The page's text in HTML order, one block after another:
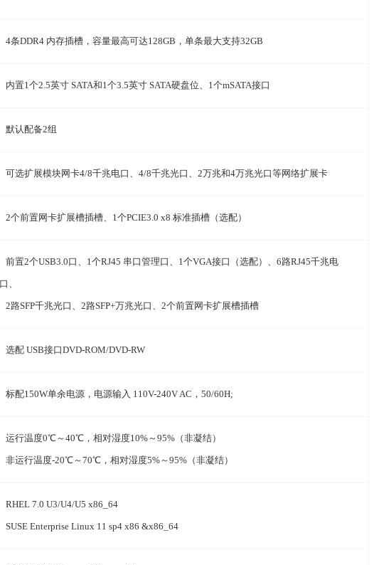
4条DDR4 内存插槽， 容量最高可达128GB ，单条最大支持32GB
内置1个2.5英寸 SATA和 1个3.5英寸 SATA硬盘位、 1个mSATA接口
默认配备2组
可选扩展模块网卡4/8千兆电口、 4/8千兆光口、 2 万兆和4万兆光口等网络扩展卡
2个前置网卡扩展槽插槽、 1个PCIE3.0 x8 标准插槽（选配）
前置2个USB3.0 口、 1个RJ45 串口管理口、 1个VGA接口（选配）、 6路RJ45千兆电
口、
2路SFP千兆光口 、 2路SFP+万兆光口、 2个前置网卡扩展槽插槽
选配 USB接口 DVD-ROM/DVD-RW
标配150W单余电源 ，电源输入 110V-240V AC ， 50/60H;
运行温度0℃～40℃，相对湿度10%～95%（非凝结）
非运行温度-20℃～70℃，相对湿度5%～95%（非凝结）
RHEL 7.0 U3/U4/U5 x86_64
SUSE Enterprise Linux 11 sp4 x86 &x86_64